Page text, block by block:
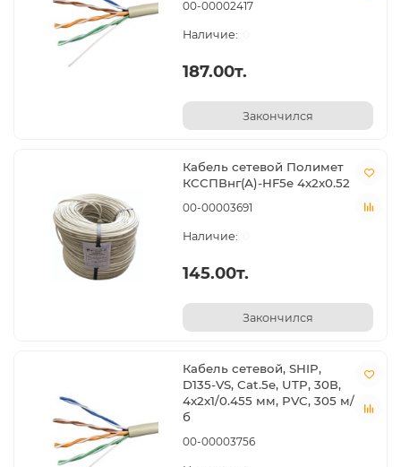
00-00002417
187.00т.
Закончился
Кабель сетевой Полимет
КССПВнг(А)-HF5e 4x2x0.52
00-00003691
145.00т.
Закончился
Кабель сетевой, SHIP,
D135-VS, Cat.5e, UTP, 30В,
4x2x1/0.455 мм, PVC, 305 м/
б
00-00003756